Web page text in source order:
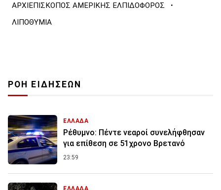
ΑΡΧΙΕΠΙΣΚΟΠΟΣ ΑΜΕΡΙΚΗΣ ΕΛΠΙΔΟΦΟΡΟΣ ·
ΛΙΠΟΘΥΜΙΑ
ΡΟΗ ΕΙΔΗΣΕΩΝ
ΕΛΛΑΔΑ
Ρέθυμνο: Πέντε νεαροί συνελήφθησαν
για επίθεση σε 51χρονο Βρετανό
23:59
ΕΛΛΑΔΑ